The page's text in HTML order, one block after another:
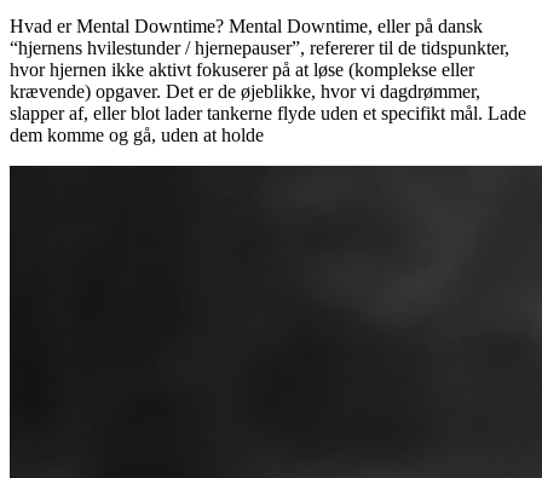
Hvad er Mental Downtime? Mental Downtime, eller på dansk
“hjernens hvilestunder / hjernepauser”, refererer til de tidspunkter,
hvor hjernen ikke aktivt fokuserer på at løse (komplekse eller
krævende) opgaver. Det er de øjeblikke, hvor vi dagdrømmer,
slapper af, eller blot lader tankerne flyde uden et specifikt mål. Lade
dem komme og gå, uden at holde